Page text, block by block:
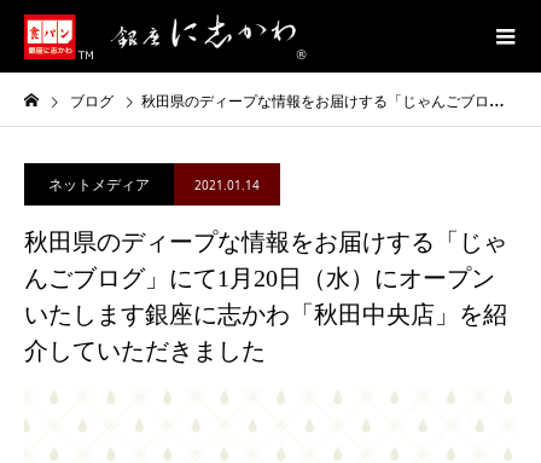
ブログ 秋田県のディープな情報をお届けする「じゃんごブログ」にて1月20日（水）にオープンいたします銀座に志かわ「秋田中央店」を紹介していただきました
ネットメディア 2021.01.14
秋田県のディープな情報をお届けする「じゃ
んごブログ」にて1月20日（水）にオープン
いたします銀座に志かわ「秋田中央店」を紹
介していただきました